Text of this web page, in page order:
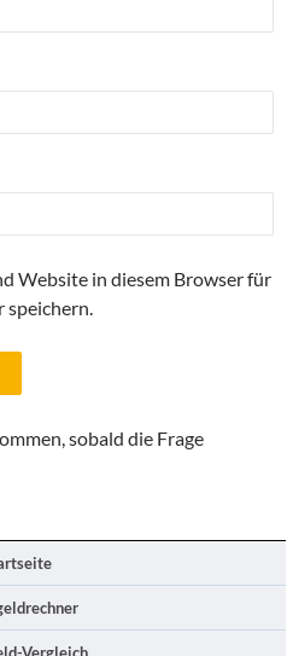
Website in diesem Browser für
sobald die Frage
Vergleich